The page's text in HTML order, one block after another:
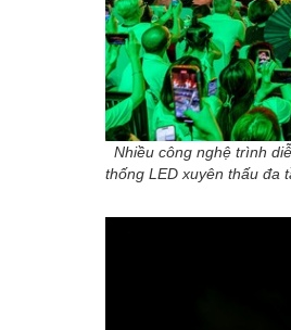
Nhiều công nghệ trình
thống LED xuyên thấu đa